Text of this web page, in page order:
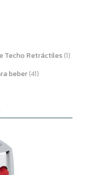
Techo Retráctiles(1)
beber(41)